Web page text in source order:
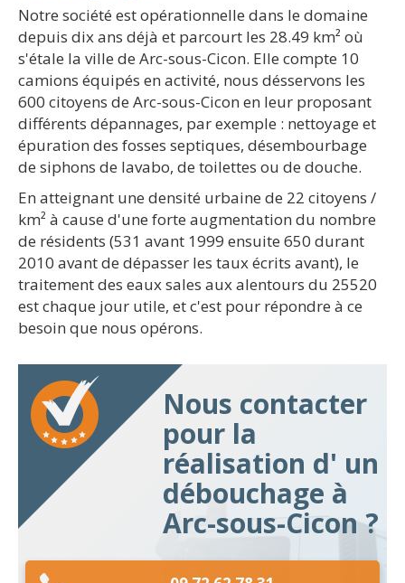
Notre société est opérationnelle dans le domaine
depuis dix ans déjà et parcourt les 28.49 km² où
s'étale la ville de Arc-sous-Cicon. Elle compte 10
camions équipés en activité, nous désservons les
600 citoyens de Arc-sous-Cicon en leur proposant
différents dépannages, par exemple : nettoyage et
épuration des fosses septiques, désembourbage
de siphons de lavabo, de toilettes ou de douche.
En atteignant une densité urbaine de 22 citoyens /
km² à cause d'une forte augmentation du nombre
de résidents (531 avant 1999 ensuite 650 durant
2010 avant de dépasser les taux écrits avant), le
traitement des eaux sales aux alentours du 25520
est chaque jour utile, et c'est pour répondre à ce
besoin que nous opérons.
Nous contacter
pour la
réalisation d' un
débouchage à
Arc-sous-Cicon ?